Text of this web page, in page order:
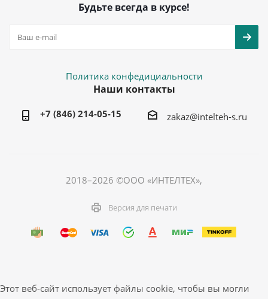
Будьте всегда в курсе!
Политика конфедициальности
Наши контакты
+7 (846) 214-05-15 zakaz@intelteh-s.ru
2018–2026 ©ООО «ИНТЕЛТЕХ»,
Версия для печати
Этот веб-сайт использует файлы cookie, чтобы вы могли